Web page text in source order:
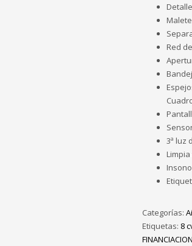
Red
3ª luz
Categorías:
Etiquetas: 8
FINANCIACION